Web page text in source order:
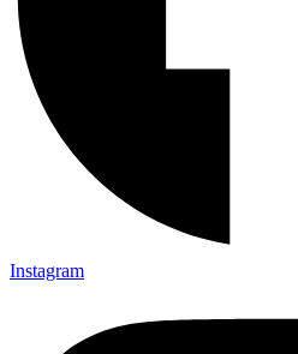
Instagram